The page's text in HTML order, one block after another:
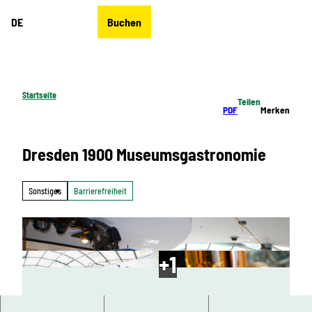
DE Buchen
Startseite
PDF
Teilen
Merken
Dresden 1900 Museumsgastronomie
Sonstiges Barrierefreiheit